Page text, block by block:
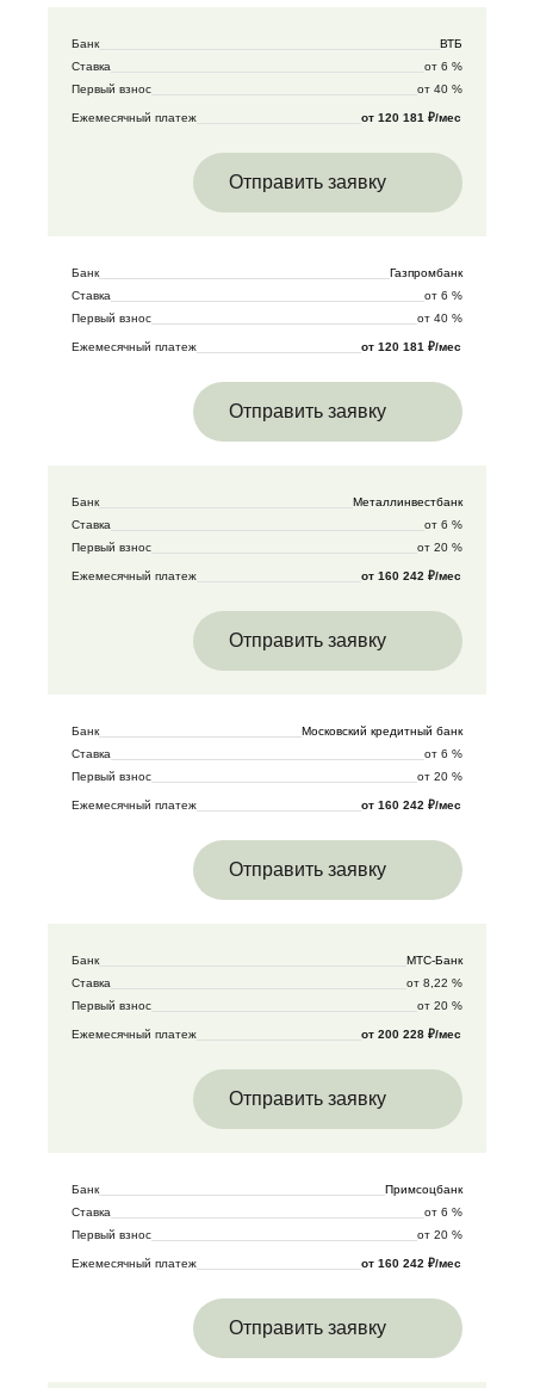
Банк
ВТБ
Ставка
от 6 %
Первый взнос
от 40 %
Ежемесячный платеж от 120 181 ₽/мес
Отправить заявку
Банк
Газпромбанк
Ставка
от 6 %
Первый взнос
от 40 %
Ежемесячный платеж от 120 181 ₽/мес
Отправить заявку
Банк
Металлинвестбанк
Ставка
от 6 %
Первый взнос
от 20 %
Ежемесячный платеж от 160 242 ₽/мес
Отправить заявку
Банк
Московский кредитный банк
Ставка
от 6 %
Первый взнос
от 20 %
Ежемесячный платеж от 160 242 ₽/мес
Отправить заявку
Банк
МТС-Банк
Ставка
от 8,22 %
Первый взнос
от 20 %
Ежемесячный платеж от 200 228 ₽/мес
Отправить заявку
Банк
Примсоцбанк
Ставка
от 6 %
Первый взнос
от 20 %
Ежемесячный платеж от 160 242 ₽/мес
Отправить заявку